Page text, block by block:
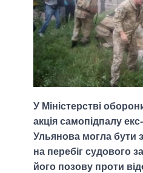
У Міністерстві
акція самопідпалу
Ульянова могла бути
на перебіг судового
його позову проти